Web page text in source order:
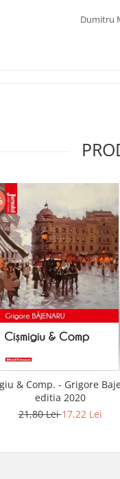
Dumitru
& Comp. - Grigore
editia 2020
21,80 Lei17,22 Lei